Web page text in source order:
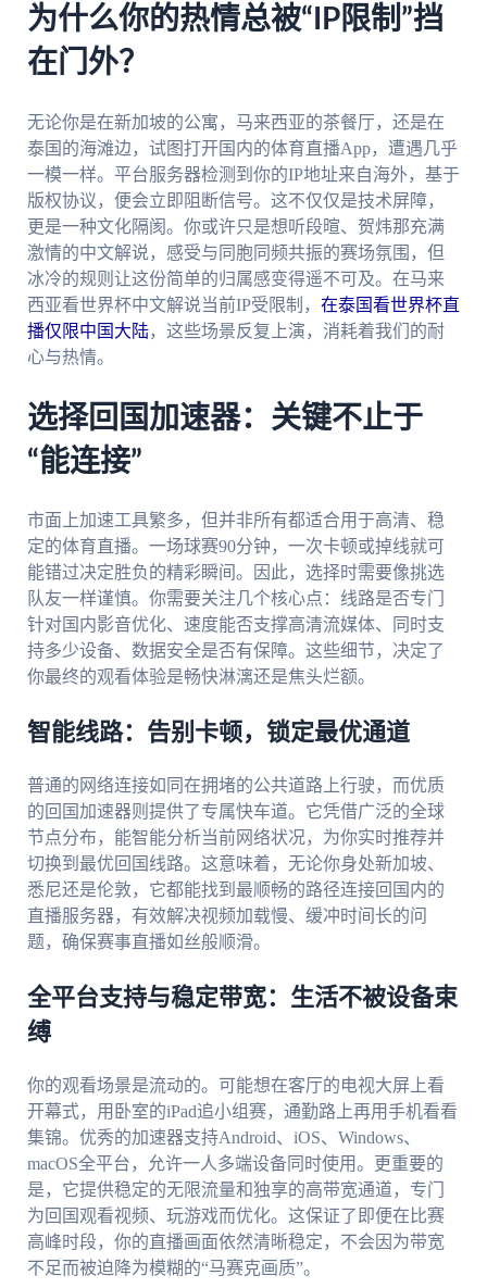
为什么你的热情总被“IP限制”挡
在门外？
无论你是在新加坡的公寓，马来西亚的茶餐厅，还是在
泰国的海滩边，试图打开国内的体育直播App，遭遇几乎
一模一样。平台服务器检测到你的IP地址来自海外，基于
版权协议，便会立即阻断信号。这不仅仅是技术屏障，
更是一种文化隔阂。你或许只是想听段暄、贺炜那充满
激情的中文解说，感受与同胞同频共振的赛场氛围，但
冰冷的规则让这份简单的归属感变得遥不可及。在马来
西亚看世界杯中文解说当前IP受限制， 在泰国看世界杯直
播仅限中国大陆，这些场景反复上演，消耗着我们的耐
心与热情。
选择回国加速器：关键不止于
“能连接”
市面上加速工具繁多，但并非所有都适合用于高清、稳
定的体育直播。一场球赛90分钟，一次卡顿或掉线就可
能错过决定胜负的精彩瞬间。因此，选择时需要像挑选
队友一样谨慎。你需要关注几个核心点：线路是否专门
针对国内影音优化、速度能否支撑高清流媒体、同时支
持多少设备、数据安全是否有保障。这些细节，决定了
你最终的观看体验是畅快淋漓还是焦头烂额。
智能线路：告别卡顿，锁定最优通道
普通的网络连接如同在拥堵的公共道路上行驶，而优质
的回国加速器则提供了专属快车道。它凭借广泛的全球
节点分布，能智能分析当前网络状况，为你实时推荐并
切换到最优回国线路。这意味着，无论你身处新加坡、
悉尼还是伦敦，它都能找到最顺畅的路径连接回国内的
直播服务器，有效解决视频加载慢、缓冲时间长的问
题，确保赛事直播如丝般顺滑。
全平台支持与稳定带宽：生活不被设备束
缚
你的观看场景是流动的。可能想在客厅的电视大屏上看
开幕式，用卧室的iPad追小组赛，通勤路上再用手机看看
集锦。优秀的加速器支持Android、iOS、Windows、
macOS全平台，允许一人多端设备同时使用。更重要的
是，它提供稳定的无限流量和独享的高带宽通道，专门
为回国观看视频、玩游戏而优化。这保证了即便在比赛
高峰时段，你的直播画面依然清晰稳定，不会因为带宽
不足而被迫降为模糊的“马赛克画质”。